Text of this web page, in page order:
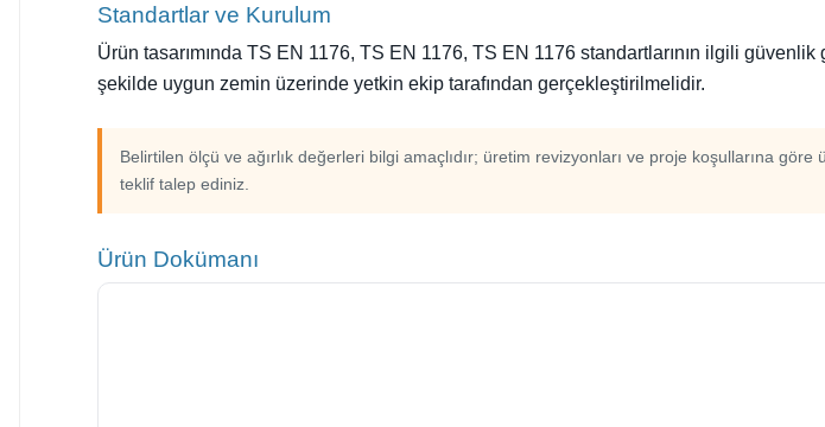
Standartlar ve Kurulum
Ürün tasarımında TS EN 1176, TS EN 1176, TS EN 1176 standartlarının ilgili
şekilde uygun zemin üzerinde yetkin ekip tarafından gerçekleştirilmelidir.
Belirtilen ölçü ve ağırlık değerleri bilgi amaçlıdır; üretim revizyonları ve proje koşullarına
teklif talep ediniz.
Ürün Dokümanı